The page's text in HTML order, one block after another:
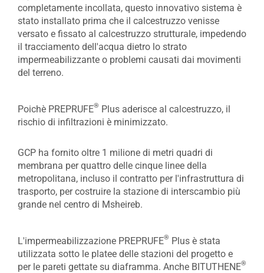
completamente incollata, questo innovativo sistema è
stato installato prima che il calcestruzzo venisse
versato e fissato al calcestruzzo strutturale, impedendo
il tracciamento dell'acqua dietro lo strato
impermeabilizzante o problemi causati dai movimenti
del terreno.
Poichè PREPRUFE® Plus aderisce al calcestruzzo, il
rischio di infiltrazioni è minimizzato.
GCP ha fornito oltre 1 milione di metri quadri di
membrana per quattro delle cinque linee della
metropolitana, incluso il contratto per l'infrastruttura di
trasporto, per costruire la stazione di interscambio più
grande nel centro di Msheireb.
L'impermeabilizzazione PREPRUFE® Plus è stata
utilizzata sotto le platee delle stazioni del progetto e
per le pareti gettate su diaframma. Anche BITUTHENE®